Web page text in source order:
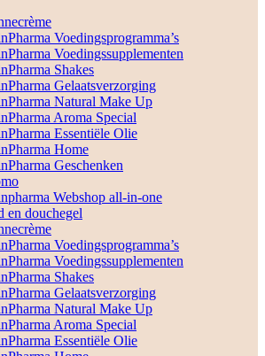
Voedingsprogramma’s
Voedingssupplementen
Shakes
Gelaatsverzorging
Natural Make Up
Aroma Special
Essentiële Olie
Home
Geschenken
Webshop all-in-one
en douchegel
Voedingsprogramma’s
Voedingssupplementen
Shakes
Gelaatsverzorging
Natural Make Up
Aroma Special
Essentiële Olie